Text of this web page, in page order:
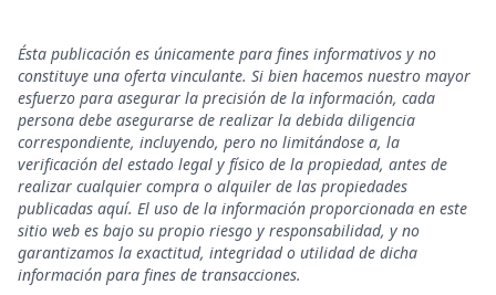
Ésta publicación es únicamente para fines informativos y no
constituye una oferta vinculante. Si bien hacemos nuestro mayor
esfuerzo para asegurar la precisión de la información, cada
persona debe asegurarse de realizar la debida diligencia
correspondiente, incluyendo, pero no limitándose a, la
verificación del estado legal y físico de la propiedad, antes de
realizar cualquier compra o alquiler de las propiedades
publicadas aquí. El uso de la información proporcionada en este
sitio web es bajo su propio riesgo y responsabilidad, y no
garantizamos la exactitud, integridad o utilidad de dicha
información para fines de transacciones.